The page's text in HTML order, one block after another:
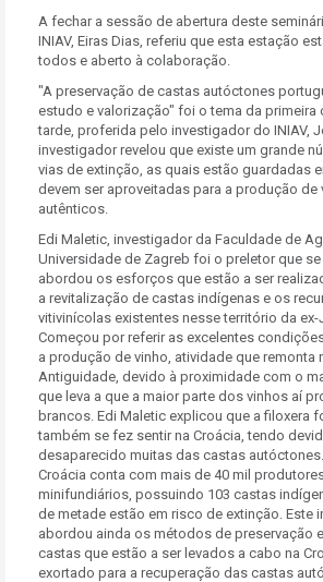
A fechar a sessão de abertura deste
INIAV, Eiras Dias, referiu que esta estação
todos e aberto à colaboração.
"A preservação de castas autóctones
estudo e valorização" foi o tema da primeira
tarde, proferida pelo investigador do INIAV,
investigador revelou que existe um grande
vias de extinção, as quais estão guardadas
devem ser aproveitadas para a produção de
autênticos.
Edi Maletic, investigador da Faculdade de
Universidade de Zagreb foi o preletor que se
abordou os esforços que estão a ser
a revitalização de castas indígenas e os
vitivinícolas existentes nesse território da
Começou por referir as excelentes
a produção de vinho, atividade que remonta
Antiguidade, devido à proximidade com o
que leva a que a maior parte dos vinhos aí
brancos. Edi Maletic explicou que a filoxera
também se fez sentir na Croácia, tendo
desaparecido muitas das castas
Croácia conta com mais de 40 mil
minifundiários, possuindo 103 castas
de metade estão em risco de extinção. Este
abordou ainda os métodos de preservação
castas que estão a ser levados a cabo na
exortado para a recuperação das castas